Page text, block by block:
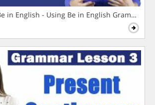
in English - Using Be in English Grammar